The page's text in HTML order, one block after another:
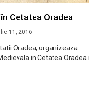
Cetatea Oradea
11, 2016
Oradea, organizeaza
in Cetatea Oradea